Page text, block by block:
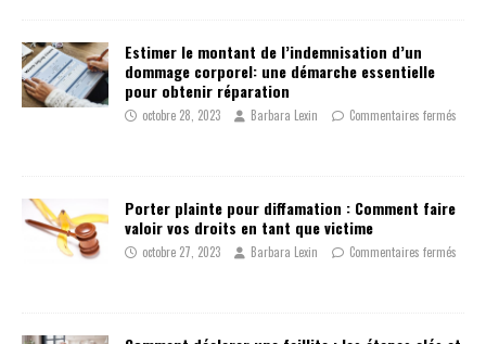
Estimer le montant de l’indemnisation d’un
dommage corporel: une démarche essentielle
pour obtenir réparation
octobre 28, 2023 Barbara Lexin Commentaires fermés
Porter plainte pour diffamation : Comment faire
valoir vos droits en tant que victime
octobre 27, 2023 Barbara Lexin Commentaires fermés